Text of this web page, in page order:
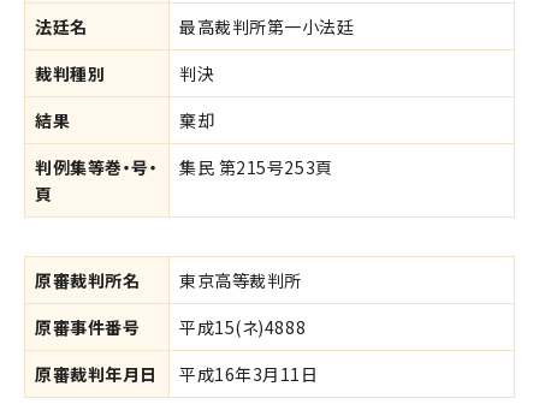
法廷名
最高裁判所第一小法廷
裁判種別
判決
結果
棄却
判例集等巻・号・
頁
集民 第215号253頁
原審裁判所名
東京高等裁判所
原審事件番号
平成15(ネ)4888
原審裁判年月日
平成16年3月11日